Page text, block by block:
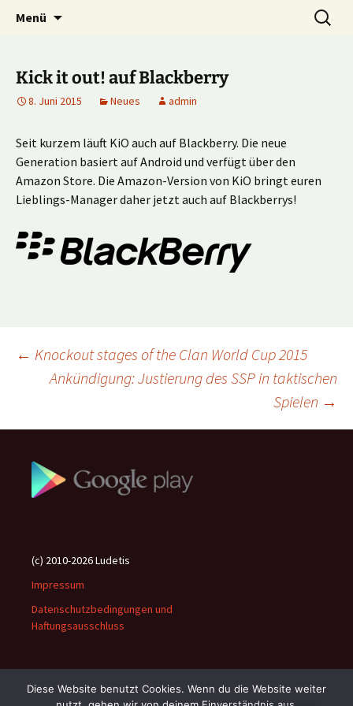
Kick it out!
Multiplayer Football Manager
Menü
Suche
nach:
Kick it out! auf Blackberry
8. Juni 2015 Neues admin
Seit kurzem läuft KiO auch auf Blackberry. Die neue
Generation basiert auf Android und verfügt über den
Amazon Store. Die Amazon-Version von KiO bringt euren
Lieblings-Manager daher jetzt auch auf Blackberrys!
Beitragsnavigation
← Knockout stages of the Clan World Cup 2015
Ankündigung: Justierung des SSP in taktischen
Spielen →
(c) 2010-2026 Ludetis
Impressum
Datenschutzbedingungen und
Haftungsausschluss
Diese Website benutzt Cookies. Wenn du die Website weiter